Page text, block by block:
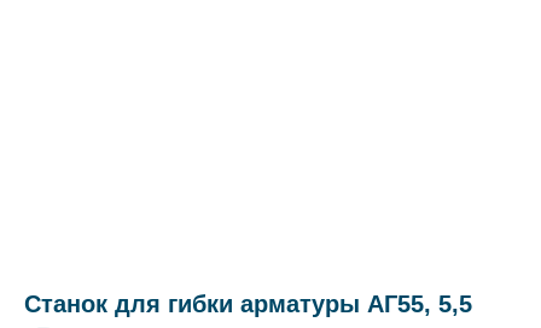
Станок для гибки арматуры АГ55, 5,5